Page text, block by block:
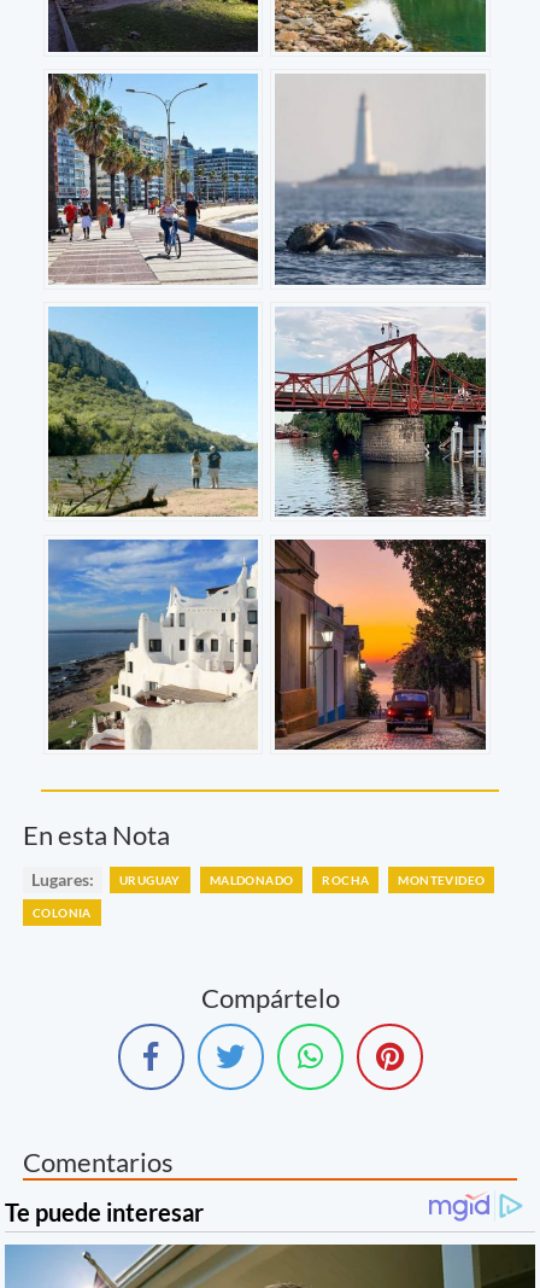
En esta Nota
Lugares: URUGUAY MALDONADO ROCHA MONTEVIDEO
COLONIA
Compártelo
Comentarios